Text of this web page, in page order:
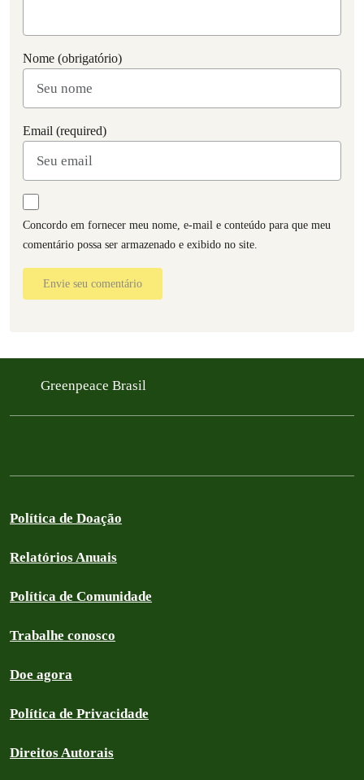
Nome (obrigatório)
Email (required)
Concordo em fornecer meu nome, e-mail e conteúdo para que meu
comentário possa ser armazenado e exibido no site.
Envie seu comentário
Greenpeace Brasil
Política de Doação
Relatórios Anuais
Política de Comunidade
Trabalhe conosco
Doe agora
Política de Privacidade
Direitos Autorais